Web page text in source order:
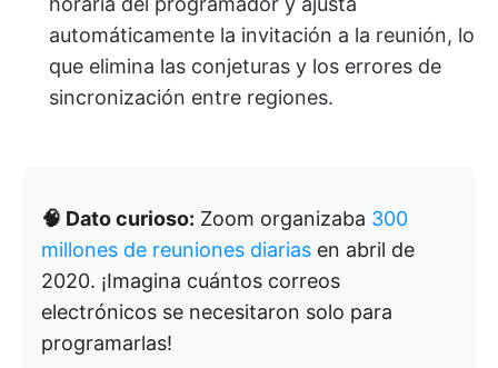
automáticamente la invitación a la reunión, lo
que elimina las conjeturas y los errores de
sincronización entre regiones.
🧠 Dato curioso: Zoom organizaba 300
millones de reuniones diarias en abril de
2020. ¡Imagina cuántos correos
electrónicos se necesitaron solo para
programarlas!